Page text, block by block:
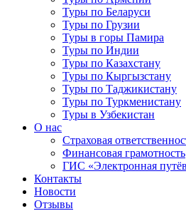
Туры по Беларуси
Туры по Грузии
Туры в горы Памира
Туры по Индии
Туры по Казахстану
Туры по Кыргызстану
Туры по Таджикистану
Туры по Туркменистану
Туры в Узбекистан
О нас
Страховая
Финансовая грамотность
ГИС «Электронная
Контакты
Новости
Отзывы